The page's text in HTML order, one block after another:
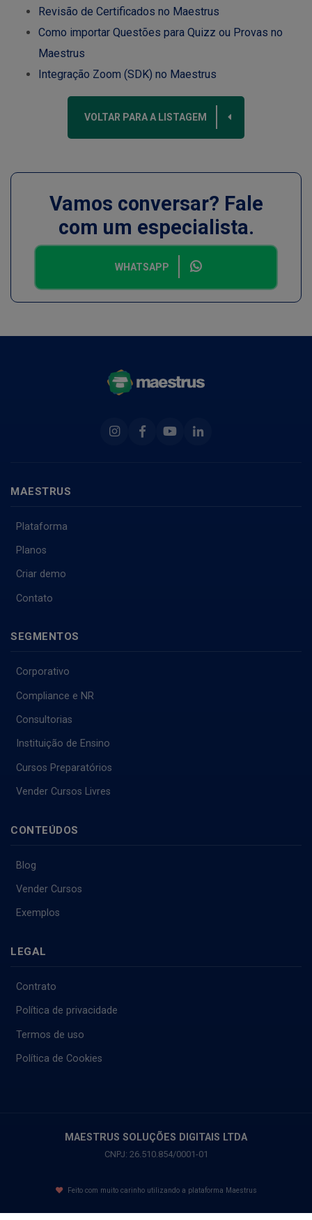
Revisão de Certificados no Maestrus
Como importar Questões para Quizz ou Provas no
Maestrus
Integração Zoom (SDK) no Maestrus
VOLTAR PARA A LISTAGEM
Vamos conversar? Fale
com um especialista.
WHATSAPP
InstagramFacebookYoutubeLinkedin
MAESTRUS
Plataforma
Planos
Criar demo
Contato
SEGMENTOS
Corporativo
Compliance e NR
Consultorias
Instituição de Ensino
Cursos Preparatórios
Vender Cursos Livres
CONTEÚDOS
Blog
Vender Cursos
Exemplos
LEGAL
Contrato
Política de privacidade
Termos de uso
Política de Cookies
MAESTRUS SOLUÇÕES DIGITAIS LTDA
CNPJ: 26.510.854/0001-01
Feito com muito carinho utilizando a plataforma Maestrus